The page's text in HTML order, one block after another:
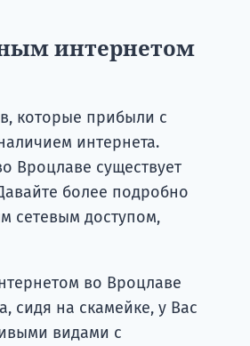
интернетом
которые прибыли с
интернета.
Вроцлаве существует
более подробно
сетевым доступом,
во Вроцлаве
сидя на скамейке, у Вас
видами с